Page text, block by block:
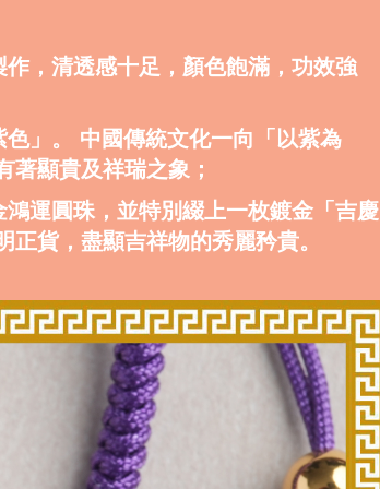
，清透感十足，顏色飽滿，功效強
」。 中國傳統文化一向「以紫為
著顯貴及祥瑞之象；
運圓珠，並特別綴上一枚鍍金「吉慶
貨，盡顯吉祥物的秀麗矜貴。